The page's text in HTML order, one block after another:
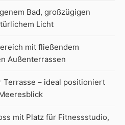
Bad, großzügigen
Licht
mit fließendem
Außenterrassen
Terrasse – ideal positioniert
mit Platz für Fitnessstudio,